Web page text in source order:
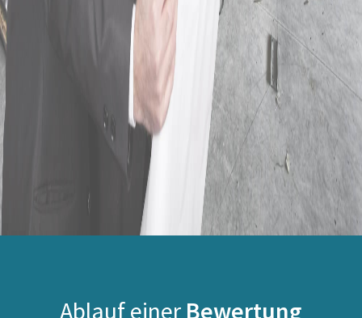
Ablauf einer Bewertung